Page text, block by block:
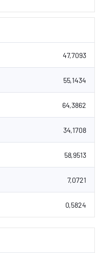
47,7093
55,1434
64,3862
34,1708
58,9513
7,0721
0,5824